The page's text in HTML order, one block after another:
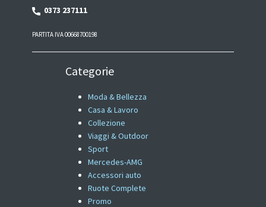
0373 237111
PARTITA IVA 00668700198
Categorie
Moda & Bellezza
Casa & Lavoro
Collezione
Viaggi & Outdoor
Sport
Mercedes-AMG
Accessori auto
Ruote Complete
Promo